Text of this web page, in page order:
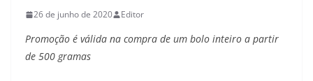
26 de junho de 2020 Editor
Promoção é válida na compra de um bolo inteiro a partir
de 500 gramas